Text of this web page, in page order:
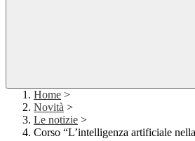
Home >
Novità >
Le notizie >
Corso “L’intelligenza artificiale